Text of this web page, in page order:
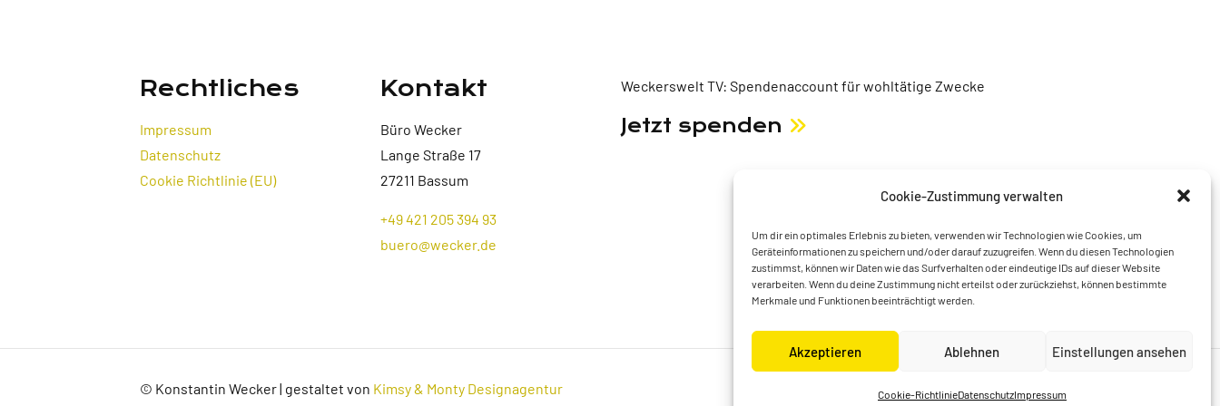
Cookie-Zustimmung verwalten
Um dir ein optimales Erlebnis zu bieten, verwenden wir Technologien wie Cookies, um
Geräteinformationen zu speichern und/oder darauf zuzugreifen. Wenn du diesen Technologien
zustimmst, können wir Daten wie das Surfverhalten oder eindeutige IDs auf dieser Website
verarbeiten. Wenn du deine Zustimmung nicht erteilst oder zurückziehst, können bestimmte
Merkmale und Funktionen beeinträchtigt werden.
Akzeptieren Ablehnen Einstellungen ansehen
Cookie-RichtlinieDatenschutzImpressum
Rechtliches
Impressum
Datenschutz
Cookie Richtlinie (EU)
Kontakt
Büro Wecker
Lange Straße 17
27211 Bassum
+49 421 205 394 93
buero@wecker.de
Weckerswelt TV: Spendenaccount für wohltätige Zwecke
Jetzt spenden
© Konstantin Wecker | gestaltet von Kimsy & Monty Designagentur